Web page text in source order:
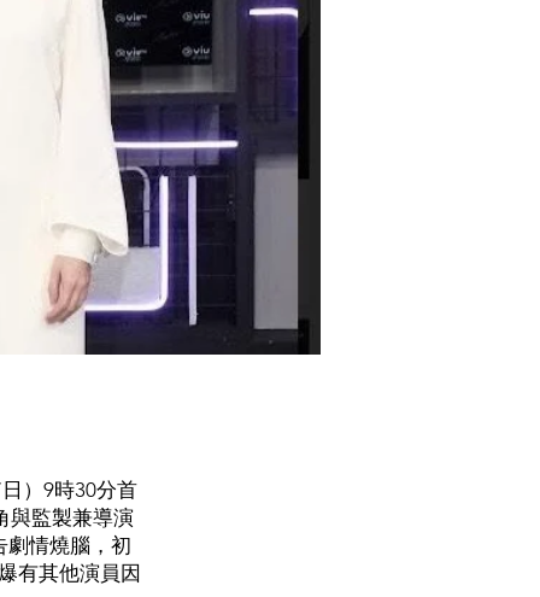
）9時30分首
與監製兼導演
劇情燒腦，初
有其他演員因